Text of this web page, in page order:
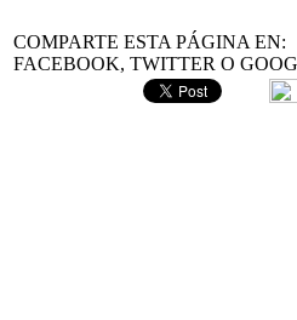
COMPARTE ESTA PÁGINA EN:
FACEBOOK, TWITTER O